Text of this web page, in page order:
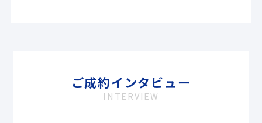
ご成約インタビュー
INTERVIEW